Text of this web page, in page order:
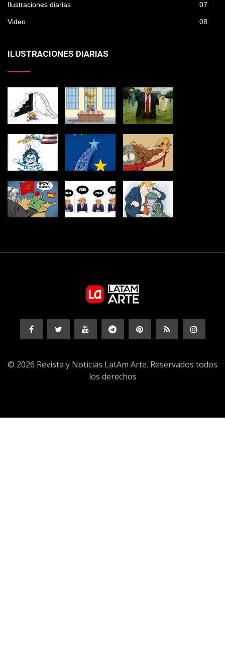
Ilustraciones diarias 07
Video 08
ILUSTRACIONES DIARIAS
© 2026 Revista y Noticias LatAm Arte. Reservados todos
los derechos